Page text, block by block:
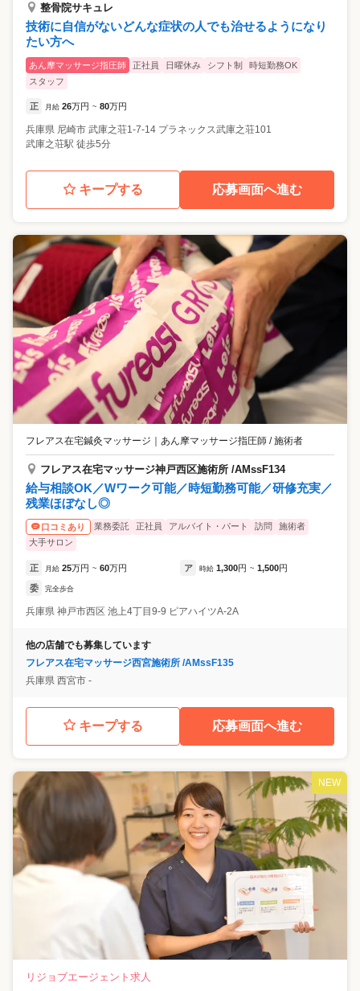
整骨院サキュレ
技術に自信がないどんな症状の人でも治せるようになり
たい方へ
あん摩マッサージ指圧師 正社員 日曜休み シフト制
時短勤務OK
スタッフ
正 月給 26万円 ~ 80万円
兵庫県 尼崎市 武庫之荘1-7-14 プラネックス武庫之荘101
武庫之荘駅 徒歩5分
キープする 応募画面へ進む
フレアス在宅鍼灸マッサージ ｜ あん摩マッサージ指圧師 / 施術者
フレアス在宅マッサージ神戸西区施術所 /AMssF134
給与相談OK／Wワーク可能／時短勤務可能／研修充実／
残業ほぼなし◎
口コミあり 業務委託 正社員 アルバイト・パート 訪問
施術者
大手サロン
正 月給 25万円 ~ 60万円 ア 時給 1,300円 ~ 1,500円
委 完全歩合
兵庫県 神戸市西区 池上4丁目9‐9 ピアハイツA-2A
他の店舗でも募集しています
フレアス在宅マッサージ西宮施術所 /AMssF135
兵庫県 西宮市 ‐
キープする 応募画面へ進む
NEW
リジョブエージェント求人